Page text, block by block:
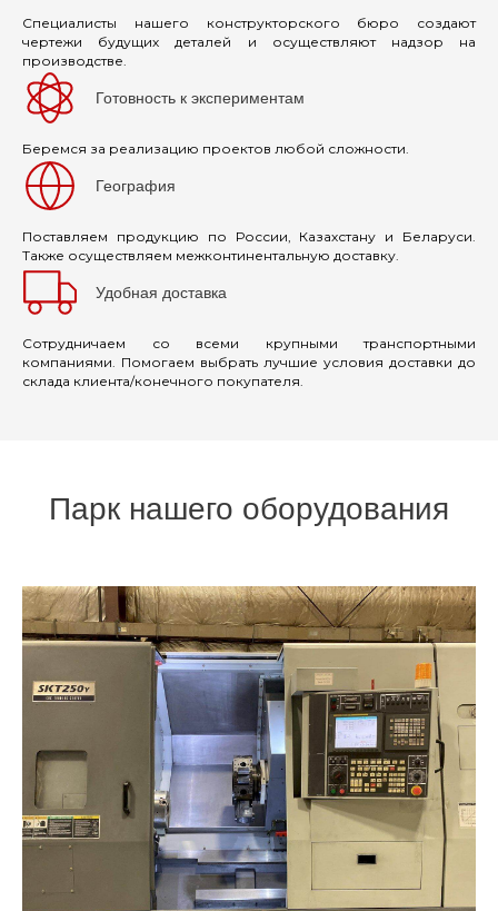
Специалисты нашего конструкторского бюро создают
чертежи будущих деталей и осуществляют надзор на
производстве.
Готовность к экспериментам
Беремся за реализацию проектов любой сложности.
География
Поставляем продукцию по России, Казахстану и Беларуси.
Также осуществляем межконтинентальную доставку.
Удобная доставка
Сотрудничаем со всеми крупными транспортными
компаниями. Помогаем выбрать лучшие условия доставки до
склада клиента/конечного покупателя.
Парк нашего оборудования